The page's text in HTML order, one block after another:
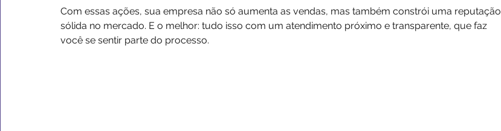
Com essas ações, sua empresa não só aumenta as vendas, mas também constrói uma reputação
sólida no mercado. E o melhor: tudo isso com um atendimento próximo e transparente, que faz
você se sentir parte do processo.